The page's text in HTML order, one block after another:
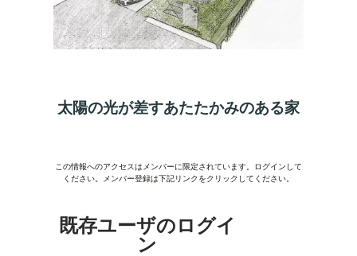
太陽の光が差すあたたかみのある家
この情報へのアクセスはメンバーに限定されています。ログインして
ください。メンバー登録は下記リンクをクリックしてください。
既存ユーザのログイ
ン